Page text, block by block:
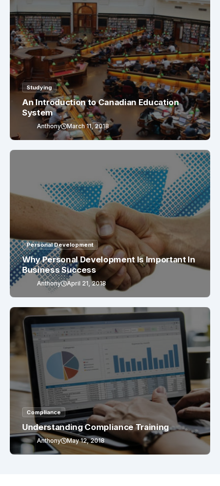
Studying
An Introduction to Canadian Education
System
Anthony March 11, 2018
Personal Development
Why Personal Development Is Important In
Business Success
Anthony April 21, 2018
Compliance
Understanding Compliance Training
Anthony May 12, 2018